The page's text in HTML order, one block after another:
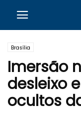
Brasília
Imersão
desleixo
ocultos